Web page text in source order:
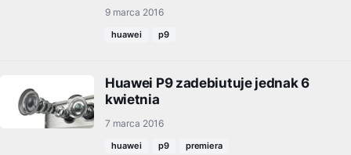
9 marca 2016
huawei p9
Huawei P9 zadebiutuje jednak 6
kwietnia
7 marca 2016
huawei p9 premiera